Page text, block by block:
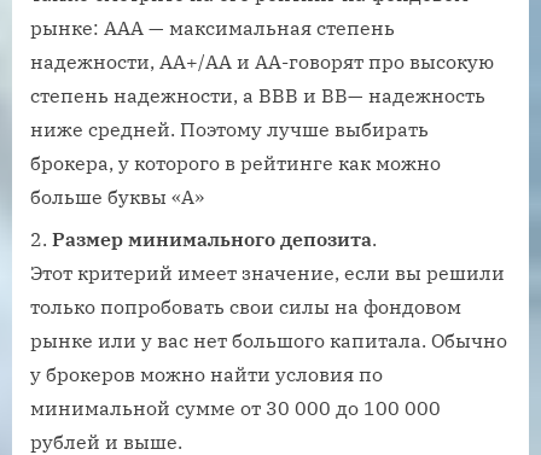
рынке: ААА — максимальная степень
надежности, АА+/АА и АА-говорят про высокую
степень надежности, а ВВВ и ВВ— надежность
ниже средней. Поэтому лучше выбирать
брокера, у которого в рейтинге как можно
больше буквы «А»
Размер минимального депозита.
Этот критерий имеет значение, если вы решили
только попробовать свои силы на фондовом
рынке или у вас нет большого капитала. Обычно
у брокеров можно найти условия по
минимальной сумме от 30 000 до 100 000
рублей и выше.